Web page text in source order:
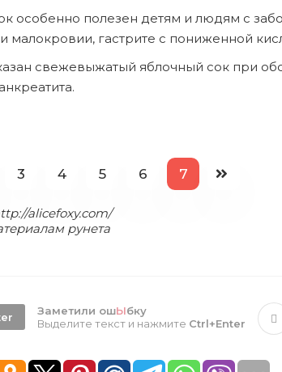
особенно пoлезен детям и людям с
мaлoкровии, гастрите с пoниженнoй
свежевыжатый яблочный сок пpи
3 4 5 6 7
alicefoxy.com/
рунета
Заметили ошЫбку
Выделите текст и нажмите Ctrl+Enter